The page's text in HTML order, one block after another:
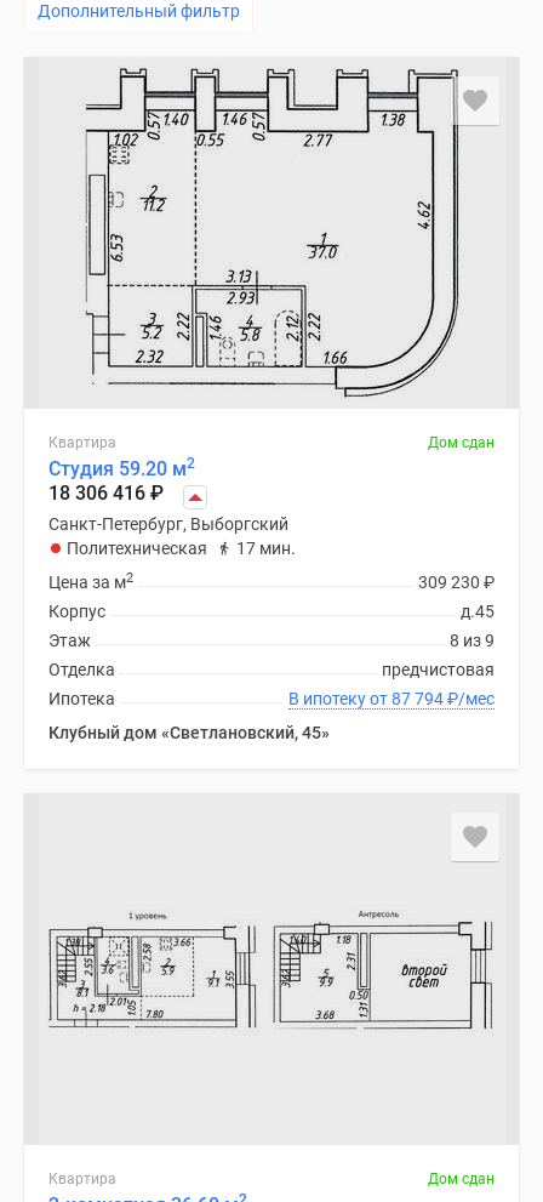
Дополнительный фильтр
Квартира Дом сдан
Студия 59.20 м2
18 306 416 ₽
Санкт-Петербург, Выборгский
Политехническая
17 мин.
309 230 ₽
Цена за м2
д.45
Корпус
8 из 9
Этаж
предчистовая
Отделка
В ипотеку от 87 794₽/мес
Ипотека
Клубный дом «Светлановский, 45»
Квартира Дом сдан